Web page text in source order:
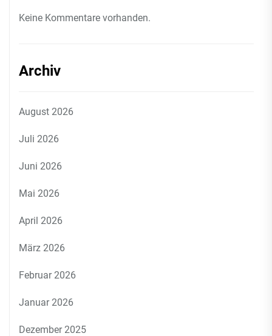
Keine Kommentare vorhanden.
Archiv
August 2026
Juli 2026
Juni 2026
Mai 2026
April 2026
März 2026
Februar 2026
Januar 2026
Dezember 2025